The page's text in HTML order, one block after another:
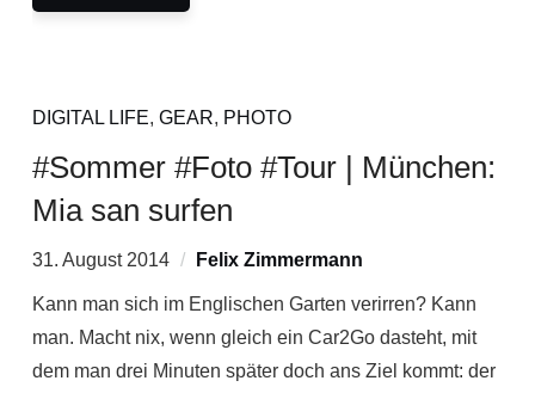
DIGITAL LIFE, GEAR, PHOTO
#Sommer #Foto #Tour | München:
Mia san surfen
31. August 2014 Felix Zimmermann
Kann man sich im Englischen Garten verirren? Kann
man. Macht nix, wenn gleich ein Car2Go dasteht, mit
dem man drei Minuten später doch ans Ziel kommt: der